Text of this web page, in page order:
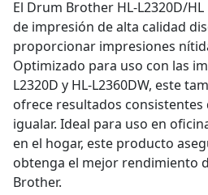
El Drum Brother HL-L2320D/
de impresión de alta calidad
proporcionar impresiones
Optimizado para uso con las
L2320D y HL-L2360DW, este
ofrece resultados consistentes
igualar. Ideal para uso en
en el hogar, este producto
obtenga el mejor rendimiento
Brother.